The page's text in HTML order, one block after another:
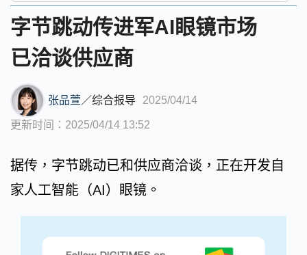
字节跳动传进军AI眼镜市场
已洽谈供应商
张品萱／综合报导 2025/04/14
更新时间：2025/04/14 13:52
据传，字节跳动已和供应商洽谈，正在开发自
家人工智能（AI）眼镜。